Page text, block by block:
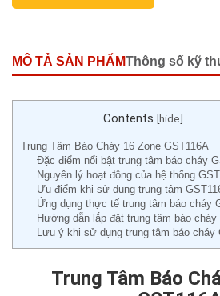
MÔ TẢ SẢN PHẨMThông số kỹ
Contents [hide]
Trung Tâm Báo Cháy 16 Zone GST116A
Đặc điểm nổi bật trung tâm báo cháy
Nguyên lý hoạt động của hệ thống
Ưu điểm khi sử dụng trung tâm
Ứng dụng thực tế trung tâm báo cháy
Hướng dẫn lắp đặt trung tâm báo cháy
Lưu ý khi sử dụng trung tâm báo cháy
Trung Tâm Báo